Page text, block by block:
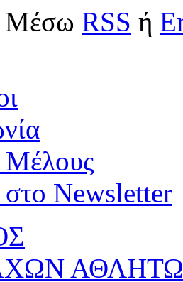
Μέσω RSS ή
Μέλους
Newsletter